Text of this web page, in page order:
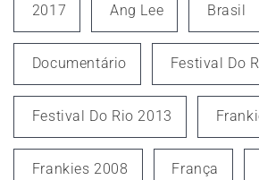
2017 Ang Lee Brasil
Documentário Festival Do
Festival Do Rio 2013
Frankies 2008 França